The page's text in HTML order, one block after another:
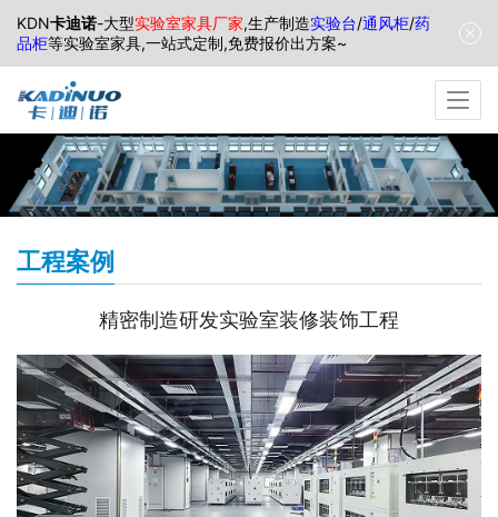
工程案例
精密制造研发实验室装修装饰工程
KDN卡迪诺-大型实验室家具厂家,生产制造实验台/通风柜/药
品柜等实验室家具,一站式定制,免费报价出方案~